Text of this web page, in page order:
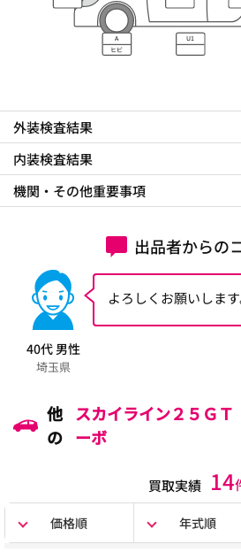
A
ヒビ
U1
外装検査結果
内装検査結果
機関・その他重要事項
出品者からの
40代 男性
埼玉県
よろしくお願いします
他
の
スカイライン２５Ｇ
ーボ
買取実績 14
価格順 年式順